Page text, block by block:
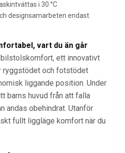
i 30 °C
designsamarbeten endast
vart du än går
ett innovativt
ryggstödet och fotstödet
liggande position. Under
barns huvud från att falla
andas obehindrat. Utanför
fullt liggläge komfort när du